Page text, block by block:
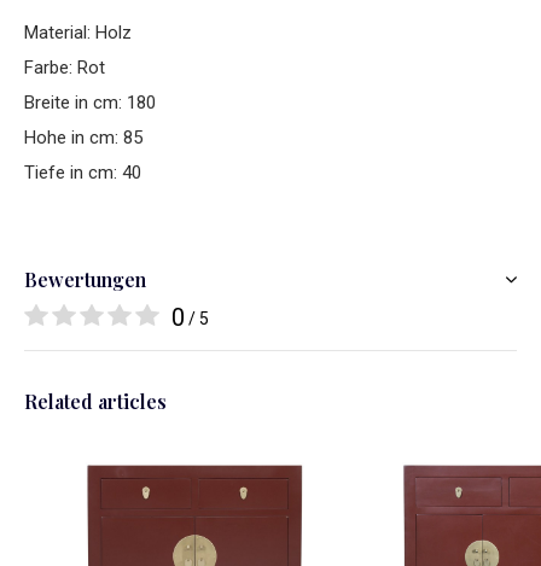
Material: Holz
Farbe: Rot
Breite in cm: 180
Hohe in cm: 85
Tiefe in cm: 40
Bewertungen
0 / 5
Related articles